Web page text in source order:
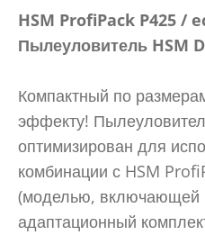
HSM ProfiPack P425 /
Пылеуловитель HSM
Компактный по
эффекту!
оптимизирован для
комбинации с HSM
(моделью, включающей
адаптационный